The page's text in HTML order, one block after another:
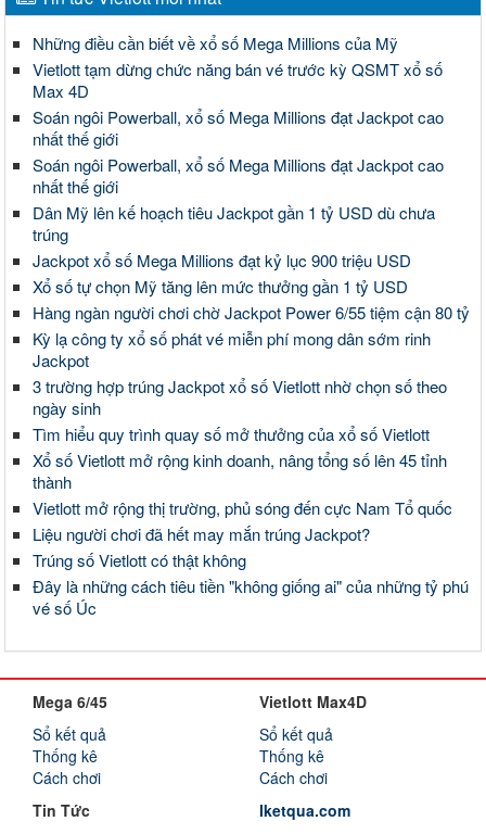
Những điều cần biết về xổ số Mega Millions của Mỹ
Vietlott tạm dừng chức năng bán vé trước kỳ QSMT xổ số
Max 4D
Soán ngôi Powerball, xổ số Mega Millions đạt Jackpot cao
nhất thế giới
Soán ngôi Powerball, xổ số Mega Millions đạt Jackpot cao
nhất thế giới
Dân Mỹ lên kế hoạch tiêu Jackpot gần 1 tỷ USD dù chưa
trúng
Jackpot xổ số Mega Millions đạt kỷ lục 900 triệu USD
Xổ số tự chọn Mỹ tăng lên mức thưởng gần 1 tỷ USD
Hàng ngàn người chơi chờ Jackpot Power 6/55 tiệm cận 80 tỷ
Kỳ lạ công ty xổ số phát vé miễn phí mong dân sớm rinh
Jackpot
3 trường hợp trúng Jackpot xổ số Vietlott nhờ chọn số theo
ngày sinh
Tìm hiểu quy trình quay số mở thưởng của xổ số Vietlott
Xổ số Vietlott mở rộng kinh doanh, nâng tổng số lên 45 tỉnh
thành
Vietlott mở rộng thị trường, phủ sóng đến cực Nam Tổ quốc
Liệu người chơi đã hết may mắn trúng Jackpot?
Trúng số Vietlott có thật không
Đây là những cách tiêu tiền "không giống ai" của những tỷ phú
vé số Úc
Mega 6/45
Sổ kết quả
Thống kê
Cách chơi
Vietlott Max4D
Sổ kết quả
Thống kê
Cách chơi
Tin Tức
Iketqua.com